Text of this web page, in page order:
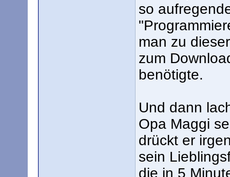
so
man zu
zum
benötigte.
Und dann
Opa Maggi
drückt er
sein
die in 5